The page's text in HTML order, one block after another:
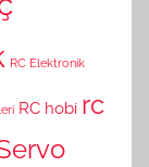
RC Elektronik
RC hobi rc